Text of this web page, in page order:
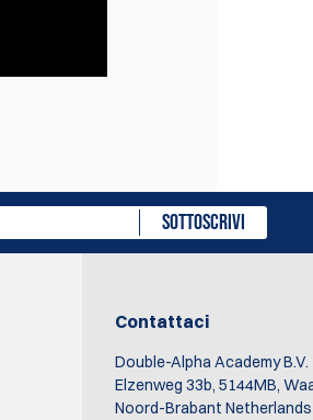
SOTTOSCRIVI
Contattaci
Double-Alpha Academy B.V.
Elzenweg 33b, 5144MB,
Noord-Brabant Netherlands